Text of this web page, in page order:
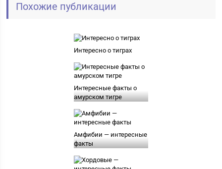
Похожие публикации
Интересно о тиграх
Интересные факты о
амурском тигре
Амфибии — интересные
факты